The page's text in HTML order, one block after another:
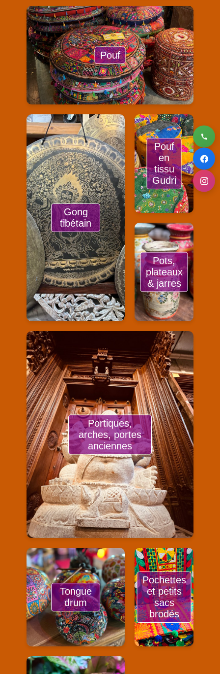
Pouf
Gong
tibétain
Pouf
en
tissu
Gudri
Pots,
plateaux
& jarres
Portiques,
arches, portes
anciennes
Tongue
drum
Pochettes
et petits
sacs
brodés